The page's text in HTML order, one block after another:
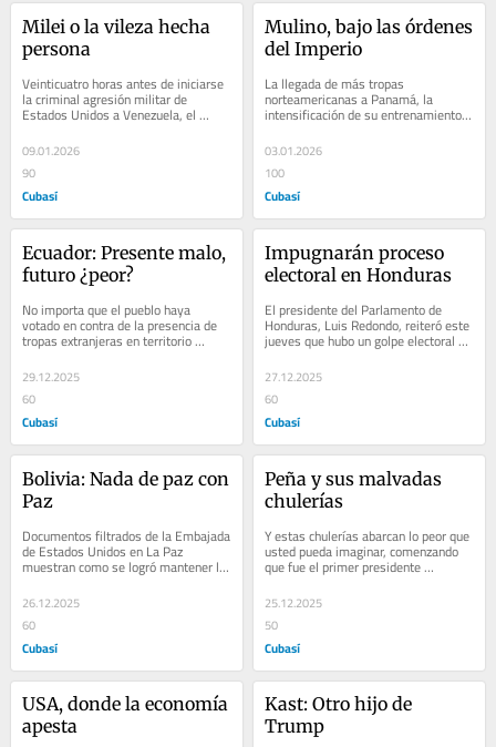
Milei o la vileza hecha
persona
Veinticuatro horas antes de iniciarse
la criminal agresión militar de
Estados Unidos a Venezuela, el
presidente Javier Milei, en persona,
fue el...
09.01.2026
90
Cubasí
Mulino, bajo las órdenes
del Imperio
La llegada de más tropas
norteamericanas a Panamá, la
intensificación de su entrenamiento
exigencia de Washington de...
03.01.2026
100
Cubasí
Ecuador: Presente malo,
futuro ¿peor?
No importa que el pueblo haya
votado en contra de la presencia de
tropas extranjeras en territorio
ecuatoriano: el presidente Daniel
Noboa acaba de...
29.12.2025
60
Cubasí
Impugnarán proceso
electoral en Honduras
El presidente del Parlamento de
Honduras, Luis Redondo, reiteró este
jueves que hubo un golpe electoral en
el que está implicado el Consejo
Nacional...
27.12.2025
60
Cubasí
Bolivia: Nada de paz con
Paz
Documentos filtrados de la Embajada
de Estados Unidos en La Paz
muestran como se logró mantener la
división de la Izquierda en el
Movimiento al...
26.12.2025
60
Cubasí
Peña y sus malvadas
chulerías
Y estas chulerías abarcan lo peor que
usted pueda imaginar, comenzando
que fue el primer presidente
latinoamericano que se prestó a
acompañar a...
25.12.2025
50
Cubasí
USA, donde la economía
apesta
Kast: Otro hijo de
Trump